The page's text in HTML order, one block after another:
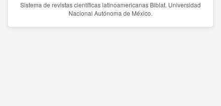
Sistema de revistas científicas latinoamericanas Biblat. Universidad
Nacional Autónoma de México.